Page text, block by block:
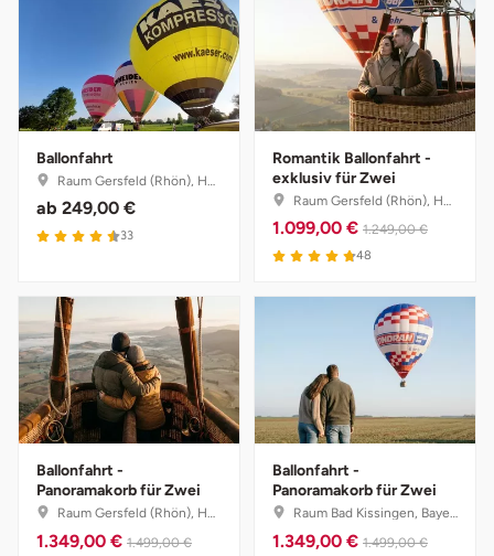
Ballonfahrt
Raum Gersfeld (Rhön), Hessen
ab 249,00 €
33
Romantik Ballonfahrt -
exklusiv für Zwei
Raum Gersfeld (Rhön), Hessen
1.099,00 € 1.249,00 €
48
Ballonfahrt -
Panoramakorb für Zwei
Raum Gersfeld (Rhön), Hessen
1.349,00 € 1.499,00 €
Ballonfahrt -
Panoramakorb für Zwei
Raum Bad Kissingen, Bayern
1.349,00 € 1.499,00 €